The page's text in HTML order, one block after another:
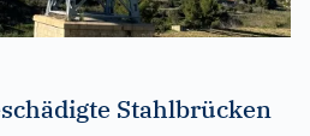
Stahlbrücken